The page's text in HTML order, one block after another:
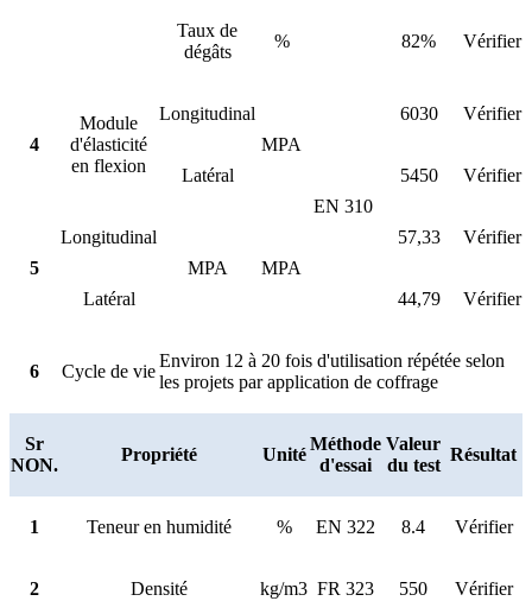
Taux de
dégâts
% 82% Vérifier
4
Module
d'élasticité
en flexion
Longitudinal
MPA
EN 310
6030 Vérifier
Latéral 5450 Vérifier
5
Longitudinal
MPA
MPA
57,33 Vérifier
Latéral 44,79 Vérifier
6 Cycle de vie
Environ 12 à 20 fois d'utilisation répétée selon
les projets par application de coffrage
Sr
NON.
Propriété Unité
Méthode
d'essai
Valeur
du test
Résultat
1 Teneur en humidité % EN 322 8.4 Vérifier
2 Densité kg/m3 FR 323 550 Vérifier